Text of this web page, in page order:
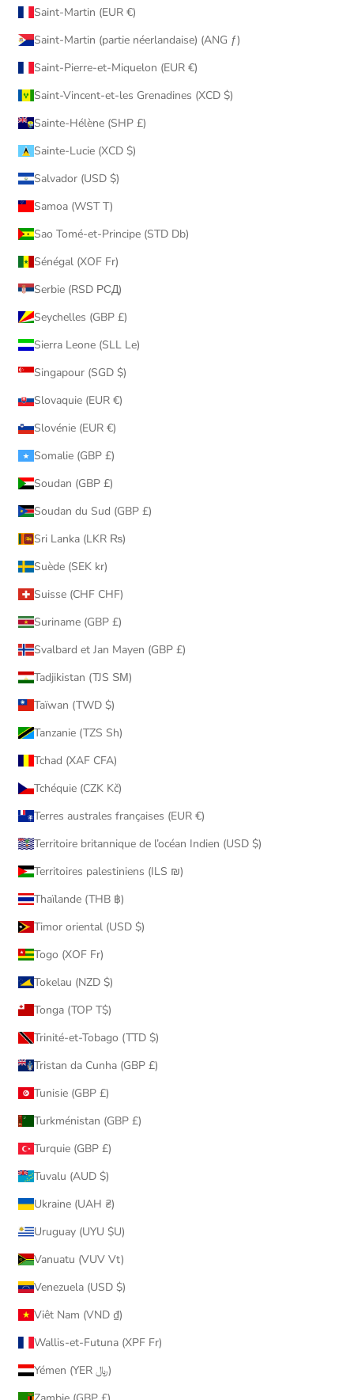
Saint-Martin (EUR €)
Saint-Martin (partie néerlandaise) (ANG ƒ)
Saint-Pierre-et-Miquelon (EUR €)
Saint-Vincent-et-les Grenadines (XCD $)
Sainte-Hélène (SHP £)
Sainte-Lucie (XCD $)
Salvador (USD $)
Samoa (WST T)
Sao Tomé-et-Principe (STD Db)
Sénégal (XOF Fr)
Serbie (RSD РСД)
Seychelles (GBP £)
Sierra Leone (SLL Le)
Singapour (SGD $)
Slovaquie (EUR €)
Slovénie (EUR €)
Somalie (GBP £)
Soudan (GBP £)
Soudan du Sud (GBP £)
Sri Lanka (LKR ₨)
Suède (SEK kr)
Suisse (CHF CHF)
Suriname (GBP £)
Svalbard et Jan Mayen (GBP £)
Tadjikistan (TJS ЅМ)
Taïwan (TWD $)
Tanzanie (TZS Sh)
Tchad (XAF CFA)
Tchéquie (CZK Kč)
Terres australes françaises (EUR €)
Territoire britannique de l’océan Indien (USD $)
Territoires palestiniens (ILS ₪)
Thaïlande (THB ฿)
Timor oriental (USD $)
Togo (XOF Fr)
Tokelau (NZD $)
Tonga (TOP T$)
Trinité-et-Tobago (TTD $)
Tristan da Cunha (GBP £)
Tunisie (GBP £)
Turkménistan (GBP £)
Turquie (GBP £)
Tuvalu (AUD $)
Ukraine (UAH ₴)
Uruguay (UYU $U)
Vanuatu (VUV Vt)
Venezuela (USD $)
Viêt Nam (VND ₫)
Wallis-et-Futuna (XPF Fr)
Yémen (YER ﷼)